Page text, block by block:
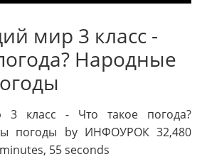
мир 3 класс -
Народные
класс - Что такое погода?
погоды by ИНФОУРОК 32,480
55 seconds